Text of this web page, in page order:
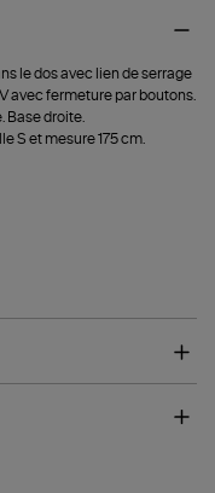
le dos avec lien de serrage
avec fermeture par boutons.
Base droite.
S et mesure 175 cm.